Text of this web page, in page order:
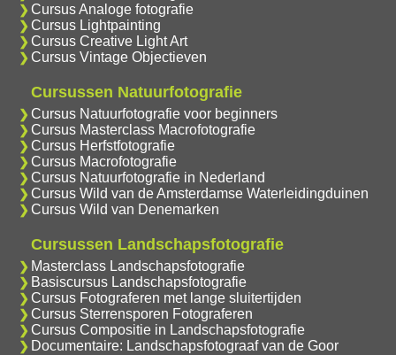
Cursus Analoge fotografie
Cursus Lightpainting
Cursus Creative Light Art
Cursus Vintage Objectieven
Cursussen Natuurfotografie
Cursus Natuurfotografie voor beginners
Cursus Masterclass Macrofotografie
Cursus Herfstfotografie
Cursus Macrofotografie
Cursus Natuurfotografie in Nederland
Cursus Wild van de Amsterdamse Waterleidingduinen
Cursus Wild van Denemarken
Cursussen Landschapsfotografie
Masterclass Landschapsfotografie
Basiscursus Landschapsfotografie
Cursus Fotograferen met lange sluitertijden
Cursus Sterrensporen Fotograferen
Cursus Compositie in Landschapsfotografie
Documentaire: Landschapsfotograaf van de Goor